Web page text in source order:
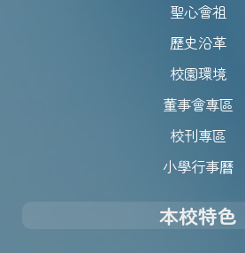
聖心會祖
歷史沿革
校園環境
董事會專區
校刊專區
小學行事曆
本校特色